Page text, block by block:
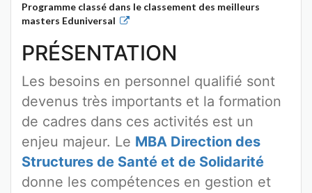
Programme classé dans le classement des meilleurs
masters Eduniversal
PRÉSENTATION
Les besoins en personnel qualifié sont
devenus très importants et la formation
de cadres dans ces activités est un
enjeu majeur. Le MBA Direction des
Structures de Santé et de Solidarité
donne les compétences en gestion et